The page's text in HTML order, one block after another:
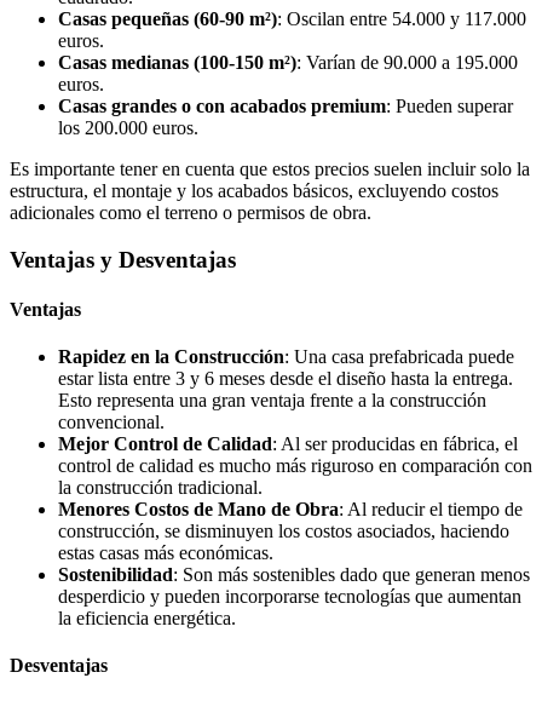
Casas pequeñas (60-90 m²): Oscilan entre 54.000 y 117.000
euros.
Casas medianas (100-150 m²): Varían de 90.000 a 195.000
euros.
Casas grandes o con acabados premium: Pueden superar
los 200.000 euros.
Es importante tener en cuenta que estos precios suelen incluir solo la
estructura, el montaje y los acabados básicos, excluyendo costos
adicionales como el terreno o permisos de obra.
Ventajas y Desventajas
Ventajas
Rapidez en la Construcción: Una casa prefabricada puede
estar lista entre 3 y 6 meses desde el diseño hasta la entrega.
Esto representa una gran ventaja frente a la construcción
convencional.
Mejor Control de Calidad: Al ser producidas en fábrica, el
control de calidad es mucho más riguroso en comparación con
la construcción tradicional.
Menores Costos de Mano de Obra: Al reducir el tiempo de
construcción, se disminuyen los costos asociados, haciendo
estas casas más económicas.
Sostenibilidad: Son más sostenibles dado que generan menos
desperdicio y pueden incorporarse tecnologías que aumentan
la eficiencia energética.
Desventajas